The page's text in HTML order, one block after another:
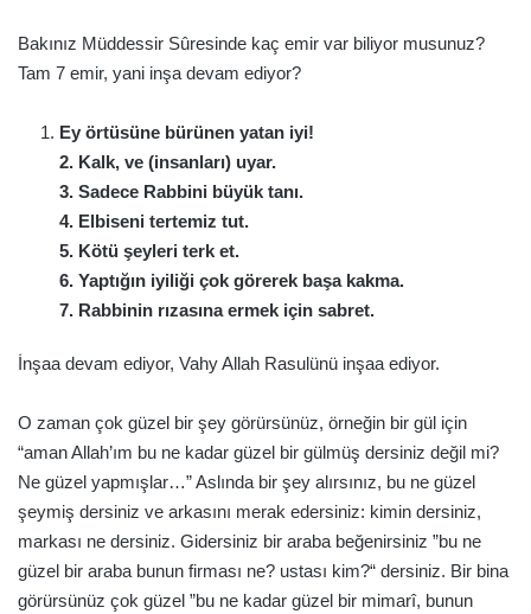
Bakınız Müddessir Sûresinde kaç emir var biliyor musunuz?
Tam 7 emir, yani inşa devam ediyor?
Ey örtüsüne bürünen yatan iyi!
2. Kalk, ve (insanları) uyar.
3. Sadece Rabbini büyük tanı.
4. Elbiseni tertemiz tut.
5. Kötü şeyleri terk et.
6. Yaptığın iyiliği çok görerek başa kakma.
7. Rabbinin rızasına ermek için sabret.
İnşaa devam ediyor, Vahy Allah Rasulünü inşaa ediyor.
O zaman çok güzel bir şey görürsünüz, örneğin bir gül için
“aman Allah’ım bu ne kadar güzel bir gülmüş dersiniz değil mi?
Ne güzel yapmışlar…” Aslında bir şey alırsınız, bu ne güzel
şeymiş dersiniz ve arkasını merak edersiniz: kimin dersiniz,
markası ne dersiniz. Gidersiniz bir araba beğenirsiniz ”bu ne
güzel bir araba bunun firması ne? ustası kim?“ dersiniz. Bir bina
görürsünüz çok güzel ”bu ne kadar güzel bir mimarî, bunun